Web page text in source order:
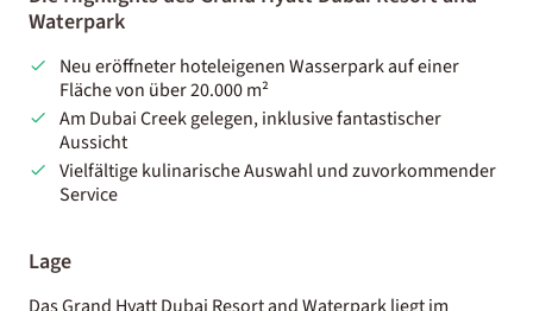
Waterpark
Neu eröffneter hoteleigenen Wasserpark auf einer
Fläche von über 20.000 m²
Am Dubai Creek gelegen, inklusive fantastischer
Aussicht
Vielfältige kulinarische Auswahl und zuvorkommender
Service
Lage